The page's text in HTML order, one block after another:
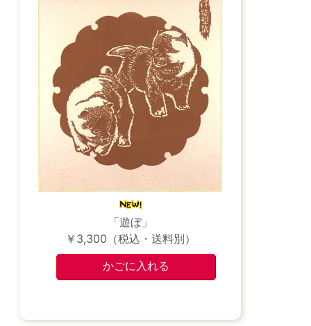
「遊ぼ」
￥3,300（税込・送料別）